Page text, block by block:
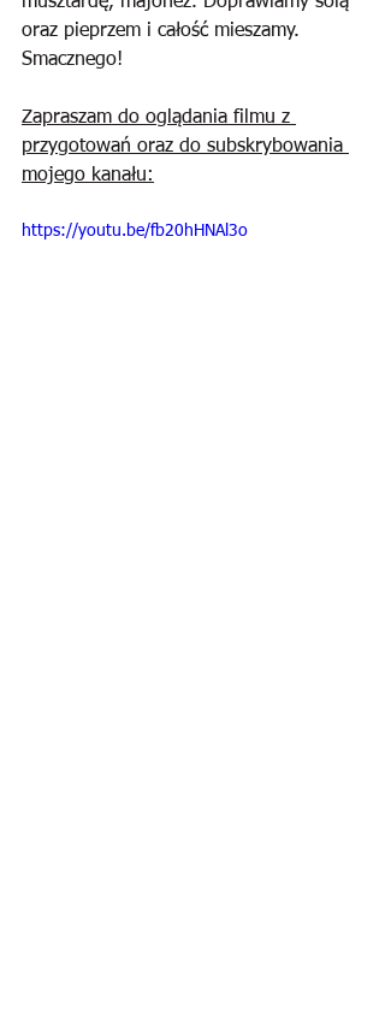
oraz pieprzem i całość mieszamy.
Smacznego!
Zapraszam do oglądania filmu z
przygotowań oraz do subskrybowania
mojego kanału:
https://youtu.be/fb20hHNAl3o